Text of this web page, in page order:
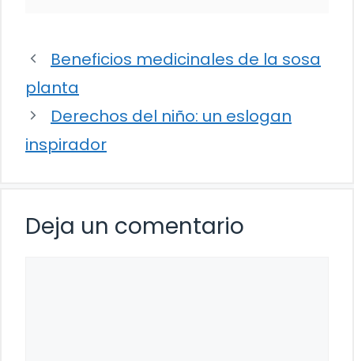
Beneficios medicinales de la sosa
planta
Derechos del niño: un eslogan
inspirador
Deja un comentario